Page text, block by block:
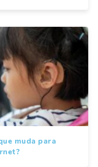
muda para